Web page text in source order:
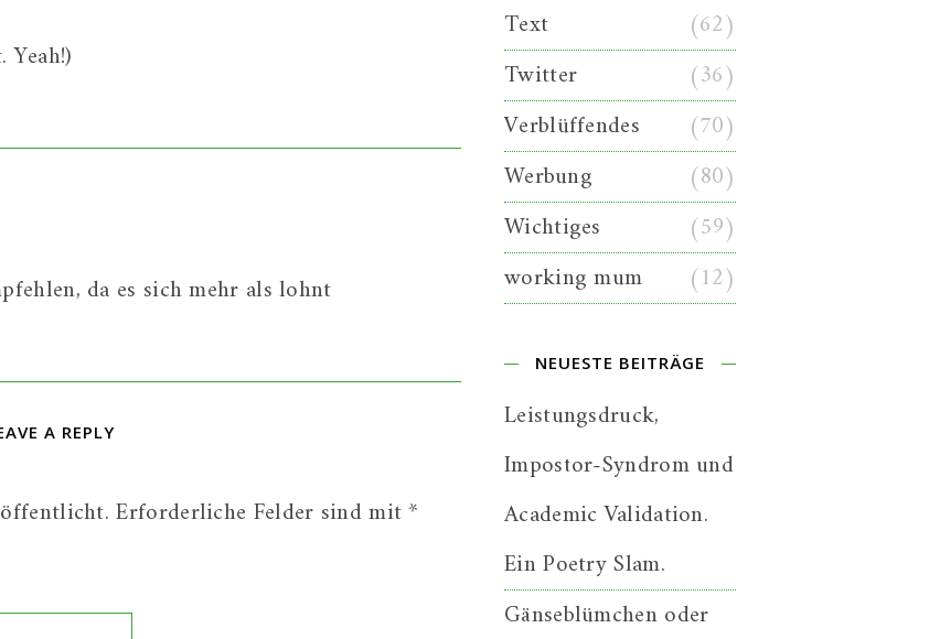
da es sich mehr als lohnt
A REPLY
Erforderliche Felder sind mit*
Text
(62)
Twitter
(36)
Verblüffendes
(70)
Werbung
(80)
Wichtiges
(59)
working mum
(12)
NEUESTE BEITRÄGE
Leistungsdruck,
Impostor-Syndrom und
Academic Validation.
Ein Poetry Slam.
Gänseblümchen oder